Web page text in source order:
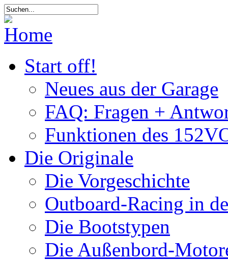
Start off!
Neues aus der Garage
FAQ: Fragen +
Funktionen des
Die Originale
Die Vorgeschichte
Outboard-Racing in
Die Bootstypen
Die Außenbord-